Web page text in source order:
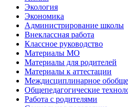
Экология
Экономика
Администрирование школы
Внеклассная работа
Классное руководство
Материалы МО
Материалы для родителей
Материалы к аттестации
Междисциплинарное
Общепедагогические
Работа с родителями